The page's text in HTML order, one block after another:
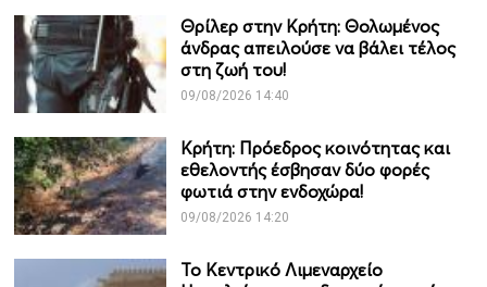
Θρίλερ στην Κρήτη: Θολωμένος
άνδρας απειλούσε να βάλει τέλος
στη ζωή του!
09/08/2026 14:40
Κρήτη: Πρόεδρος κοινότητας και
εθελοντής έσβησαν δύο φορές
φωτιά στην ενδοχώρα!
09/08/2026 14:20
Το Κεντρικό Λιμεναρχείο